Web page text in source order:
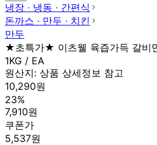
냉장 ∙ 냉동 ∙ 간편식
돈까스 ∙ 만두 ∙ 치킨
만두
★초특가★ 이츠웰 육즙가득 갈비
1KG / EA
원산지: 상품 상세정보 참고
10,290원
23%
7,910원
쿠폰가
5,537원